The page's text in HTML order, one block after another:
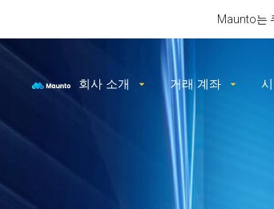
회사 소개 거래 계좌
Maunto는